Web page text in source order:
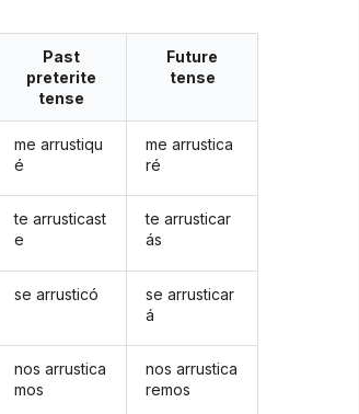
Past
preterite
tense
me arrustiqu
é
te arrusticast
e
se arrusticó
nos arrustica
mos
Future
tense
me arrustica
ré
te arrusticar
ás
se arrusticar
á
nos arrustica
remos